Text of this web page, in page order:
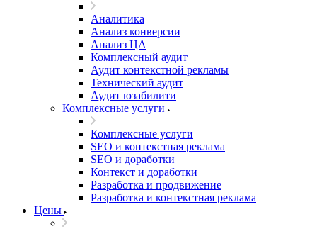
Аналитика
Анализ конверсии
Анализ ЦА
Комплексный аудит
Аудит контекстной рекламы
Технический аудит
Аудит юзабилити
Комплексные услуги
Комплексные услуги
SEO и контекстная реклама
SEO и доработки
Контекст и доработки
Разработка и продвижение
Разработка и контекстная реклама
Цены